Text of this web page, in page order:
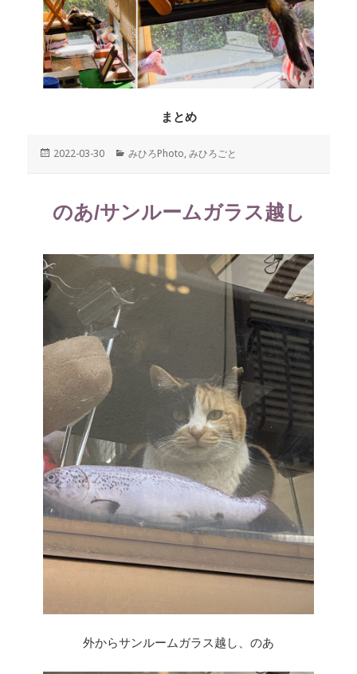
まとめ
投
2022-03-30
カ
ー
みひろPhoto,みひろごと
のあ/サンルームガラス越し
外からサンルームガラス越し、のあ